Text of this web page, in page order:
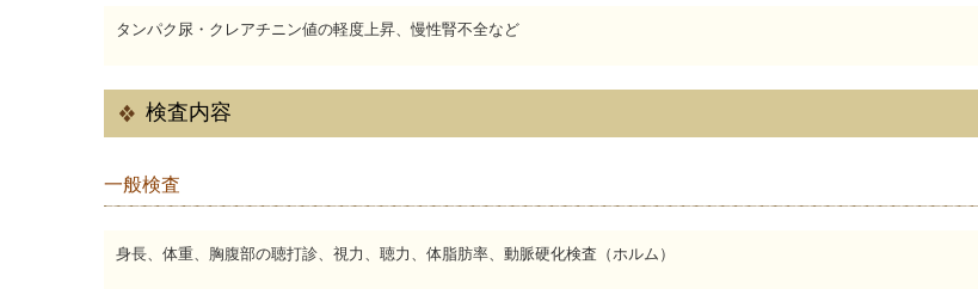
タンパク尿・クレアチニン値の軽度上昇、慢性腎不全など
検査内容
一般検査
身長、体重、胸腹部の聴打診、視力、聴力、体脂肪率、動脈硬化検査（ホルム）